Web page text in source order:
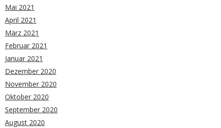
Mai 2021
April 2021
März 2021
Februar 2021
Januar 2021
Dezember 2020
November 2020
Oktober 2020
September 2020
August 2020